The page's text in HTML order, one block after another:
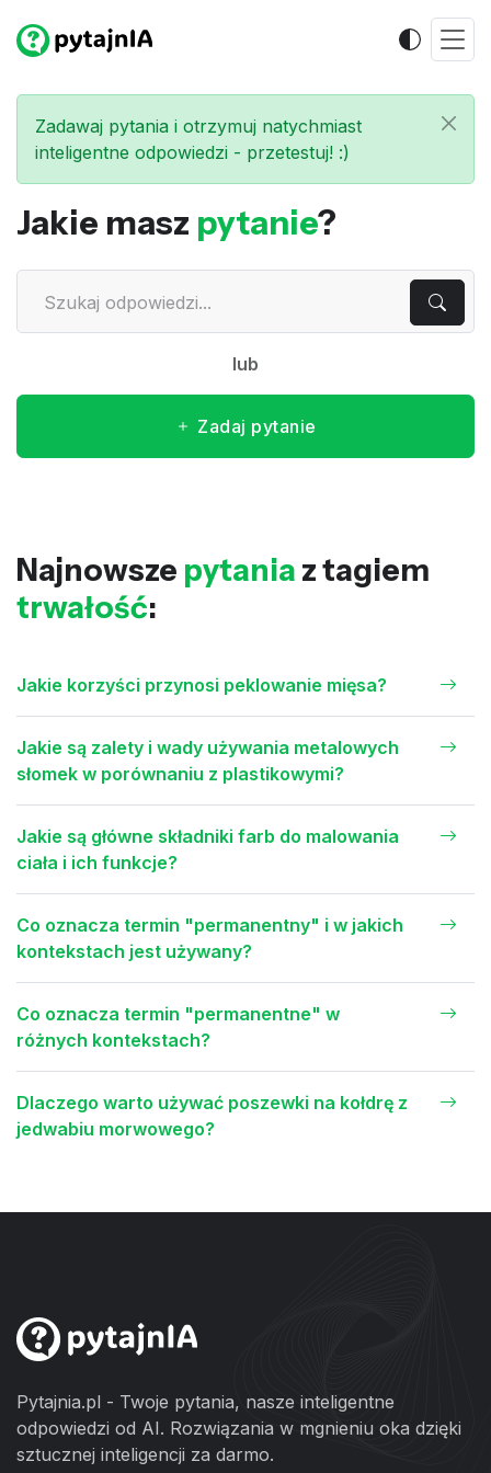
Zadawaj pytania i otrzymuj natychmiast
inteligentne odpowiedzi - przetestuj! :)
Jakie masz pytanie?
lub
Zadaj pytanie
Najnowsze pytania z tagiem
trwałość:
Jakie korzyści przynosi peklowanie mięsa?
Jakie są zalety i wady używania metalowych
słomek w porównaniu z plastikowymi?
Jakie są główne składniki farb do malowania
ciała i ich funkcje?
Co oznacza termin "permanentny" i w jakich
kontekstach jest używany?
Co oznacza termin "permanentne" w
różnych kontekstach?
Dlaczego warto używać poszewki na kołdrę z
jedwabiu morwowego?
Pytajnia.pl - Twoje pytania, nasze inteligentne
odpowiedzi od AI. Rozwiązania w mgnieniu oka dzięki
sztucznej inteligencji za darmo.